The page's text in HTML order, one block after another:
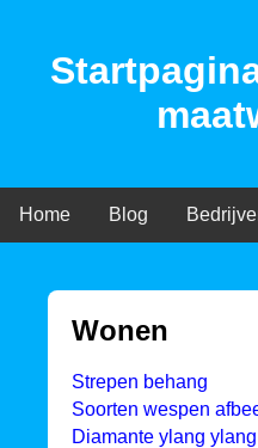
Home Blog
Wonen
Strepen behang
Soorten wespen
Diamante ylang ylang